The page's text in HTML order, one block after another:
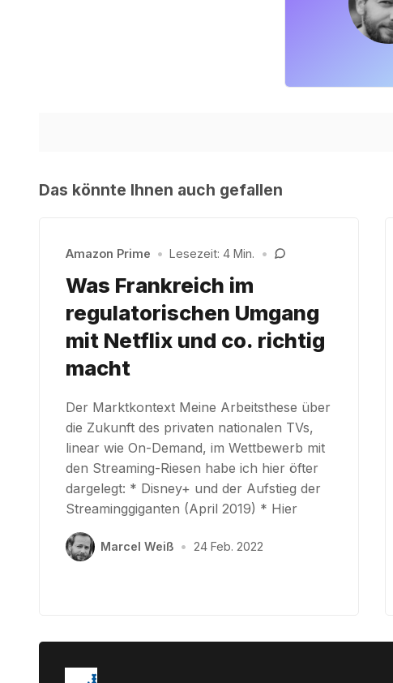
Das könnte Ihnen auch gefallen
Amazon Prime • Lesezeit: 4 Min. •
Was Frankreich im
regulatorischen Umgang
mit Netflix und co. richtig
macht
Der Marktkontext Meine Arbeitsthese über
die Zukunft des privaten nationalen TVs,
linear wie On-Demand, im Wettbewerb mit
den Streaming-Riesen habe ich hier öfter
dargelegt: * Disney+ und der Aufstieg der
Streaminggiganten (April 2019) * Hier
Marcel Weiß • 24 Feb. 2022